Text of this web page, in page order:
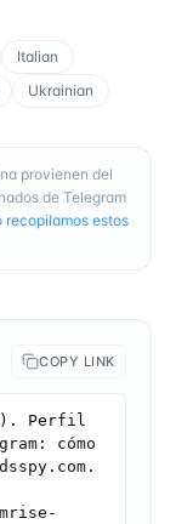
Italian
Ukrainian
provienen del
de Telegram
recopilamos estos
COPY LINK
Perfil
cómo